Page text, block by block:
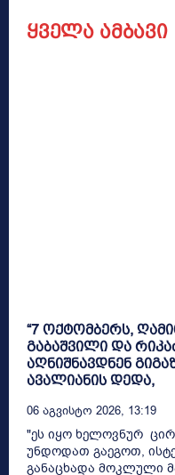
ყველა ამბავი
“7 ოქტომბერს,
გაბაშვილი და
აღნიშნავდნენ
ავალიანის დედა,
06 Აგვისტო 2026, 13:19
"ეს იყო ხელოვნურ
უნდოდათ გაეგოთ,
განაცხადა მოკლული